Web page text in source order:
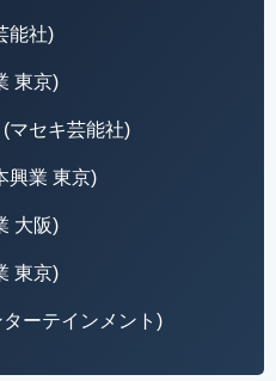
能社)
東京)
マセキ芸能社)
興業 東京)
大阪)
東京)
ーテインメント)